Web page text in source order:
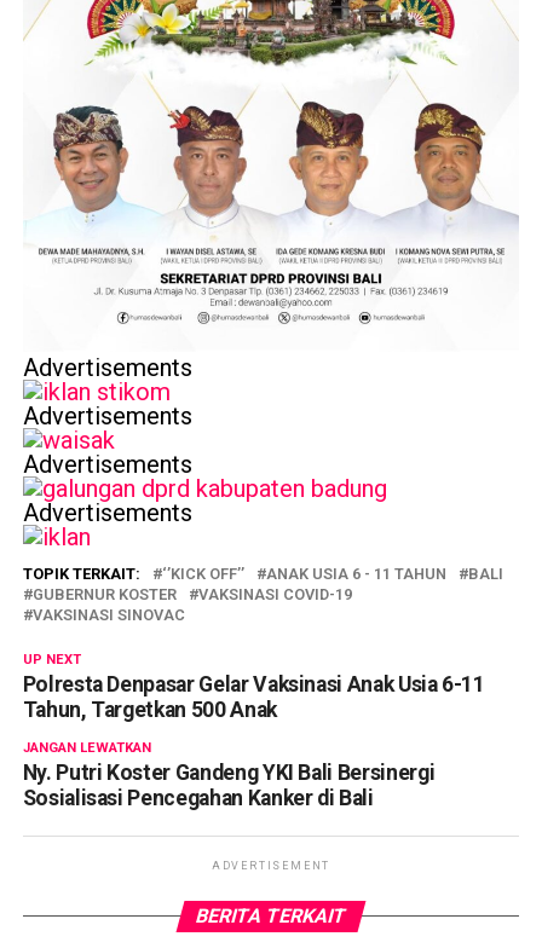
Advertisements
Advertisements
Advertisements
Advertisements
TOPIK TERKAIT: ‘’KICK OFF’’ ANAK USIA 6 - 11 TAHUN
BALI
GUBERNUR KOSTER
VAKSINASI COVID-19
VAKSINASI SINOVAC
UP NEXT
Polresta Denpasar Gelar Vaksinasi Anak Usia 6-11
Tahun, Targetkan 500 Anak
JANGAN LEWATKAN
Ny. Putri Koster Gandeng YKI Bali Bersinergi
Sosialisasi Pencegahan Kanker di Bali
ADVERTISEMENT
BERITA TERKAIT